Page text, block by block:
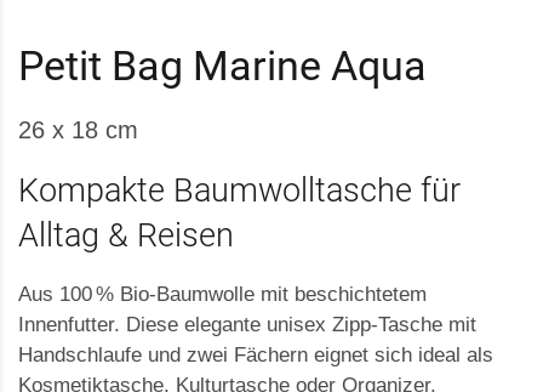
Petit Bag Marine Aqua
26 x 18 cm
Kompakte Baumwolltasche für
Alltag & Reisen
Aus 100 % Bio-Baumwolle mit beschichtetem
Innenfutter. Diese elegante unisex Zipp-Tasche mit
Handschlaufe und zwei Fächern eignet sich ideal als
Kosmetiktasche, Kulturtasche oder Organizer.